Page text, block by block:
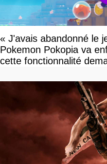
« J'avais abandonné le
Pokemon Pokopia va
cette fonctionnalité